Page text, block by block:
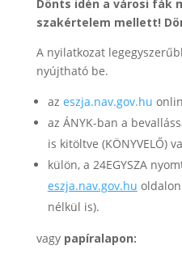
Dönts idén a városi fák
szakértelem mellett!
A nyilatkozat
nyújtható be.
az eszja.nav.gov.hu
az ÁNYK-ban a
is kitöltve (KÖNYVELŐ)
külön, a 24EGYSZA
eszja.nav.gov.hu
nélkül is).
vagy papíralapon: